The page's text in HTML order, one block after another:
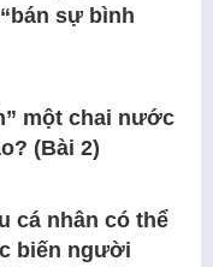
sự bình
một chai nước
(Bài 2)
cá nhân có thể
biến người